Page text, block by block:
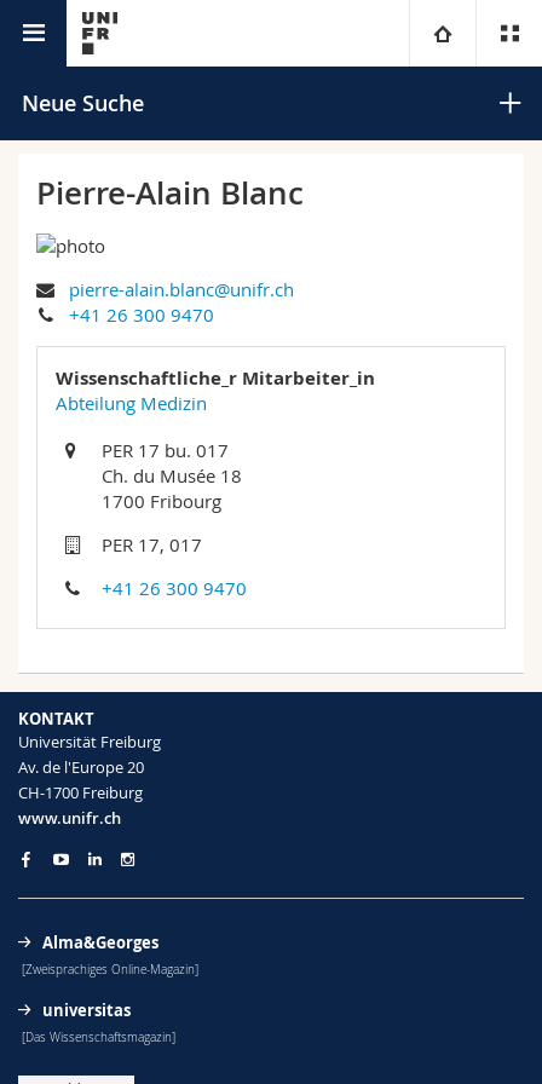
Universität
Campus
Forschung
Rechtswissenschaftliche Fak.
Fak. für Erziehungs- und Bildungswissenschaften
Math.-Nat. und Med. Fak.
Interfakultär
Informationen für
Studieninteressierte
Forschende
Mitarbeitende
Doktorierende
Ressourcen
Bibliotheken
Webmail
Vorlesungsverzeichnis
MyUnifr
Neue Suche
Suchen
Erweiterte Suche
Pierre-Alain Blanc
pierre-alain.blanc@unifr.ch
+41 26 300 9470
Wissenschaftliche_r Mitarbeiter_in
Abteilung Medizin
PER 17 bu. 017
Ch. du Musée 18
1700 Fribourg
PER 17, 017
+41 26 300 9470
KONTAKT
Universität Freiburg
Av. de l'Europe 20
CH-1700 Freiburg
www.unifr.ch
Alma&Georges
[Zweisprachiges Online-Magazin]
universitas
[Das Wissenschaftsmagazin]